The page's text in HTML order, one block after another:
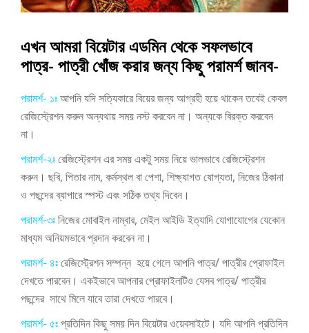
এখন আমরা বিয়েটার এডমিন থেকে সফলভাবে
পাত্র- পাত্রী খোঁজ করার জন্য কিছু পরামর্শ জানব-
পরামর্শ- ১ঃআপনি যদি সত্যিকারে বিয়ের জন্য আগ্রহী হয়ে থাকেন তবেই কেবল
রেজিস্ট্রেশন করুন অন্যথায় সময় নস্ট করবেন না। অন্যকে বিরক্ত করবেন
না।
পরামর্শ-২ঃরেজিস্ট্রেশন এর সময় একটু সময় নিয়ে ভালভাবে রেজিস্ট্রেশন
করুন। ছবি, পিতার নাম, কর্মস্থল বা পেশা, শিক্ষ্যাগত যোগ্যতা, নিজের ঠিকানা
ও পছন্দের ব্যাপারে স্পস্ট এবং সঠিক তথ্য দিবেন।
পরামর্শ-৩ঃনিজের মোবাইল নাম্বার, মেইল আইডি ইত্যাদি যোগাযোগের যেকোন
মাধ্যম অনিয়মভাবে প্রদান করবেন না।
পরামর্শ- ৪ঃরেজিস্ট্রেশন সম্পন্ন হয়ে গেলে আপনি পাত্র/ পাত্রীর প্রোফাইল
দেখতে পারবেন। একইভাবে আপনার প্রোফাইলটিও যেসব পাত্র/ পাত্রীর
পছন্দের সাথে মিলে যাবে তারা দেখতে পারবে।
পরামর্শ- ৫ঃপ্রতিদিন কিছু সময় দিন বিয়েটার ওয়েবসাইটে। যদি আপনি প্রতিদিন